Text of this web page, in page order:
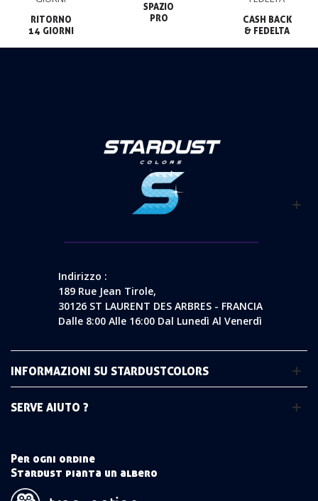
RITORNO
14 GIORNI
SPAZIO
PRO
CASH BACK
& FEDELTA
Indirizzo :
189 Rue Jean Tirole,
30126 ST LAURENT DES ARBRES - FRANCIA
Dalle 8:00 Alle 16:00 Dal Lunedì Al Venerdì
INFORMAZIONI SU STARDUSTCOLORS
SERVE AIUTO ?
Per ogni ordine
Stardust pianta un albero